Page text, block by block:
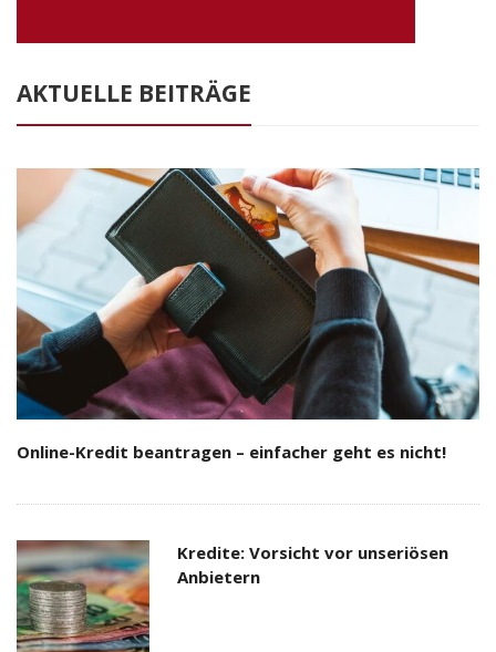
AKTUELLE BEITRÄGE
Online-Kredit beantragen – einfacher geht es nicht!
Kredite: Vorsicht vor unseriösen
Anbietern